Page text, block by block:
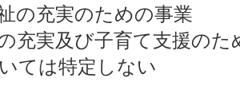
の充実のための事業
充実及び子育て支援のた
ては特定しない